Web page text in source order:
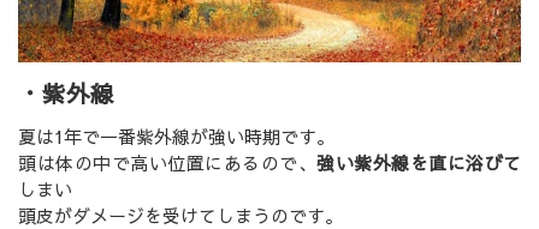
・紫外線
夏は1年で一番紫外線が強い時期です。
頭は体の中で高い位置にあるので、 強い紫外線を直に浴びて
しまい
頭皮がダメージを受けてしまうのです。